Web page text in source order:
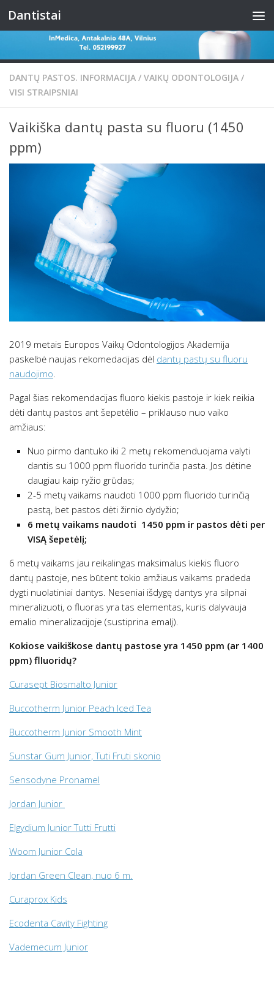
Skip to content
Dantistai
DANTŲ PASTOS. INFORMACIJA / VAIKŲ ODONTOLOGIJA /
VISI STRAIPSNIAI
Vaikiška dantų pasta su fluoru (1450
ppm)
2019 metais Europos Vaikų Odontologijos Akademija
paskelbė naujas rekomedacijas dėl dantų pastų su fluoru
naudojimo.
Pagal šias rekomendacijas fluoro kiekis pastoje ir kiek reikia
dėti dantų pastos ant šepetėlio – priklauso nuo vaiko
amžiaus:
Nuo pirmo dantuko iki 2 metų rekomenduojama valyti
dantis su 1000 ppm fluorido turinčia pasta. Jos dėtine
daugiau kaip ryžio grūdas;
2-5 metų vaikams naudoti 1000 ppm fluorido turinčią
pastą, bet pastos dėti žirnio dydyžio;
6 metų vaikams naudoti 1450 ppm ir pastos dėti per
VISĄ šepetėlį;
6 metų vaikams jau reikalingas maksimalus kiekis fluoro
dantų pastoje, nes būtent tokio amžiaus vaikams pradeda
dygti nuolatiniai dantys. Neseniai išdygę dantys yra silpnai
mineralizuoti, o fluoras yra tas elementas, kuris dalyvauja
emalio mineralizacijoje (sustiprina emalį).
Kokiose vaikiškose dantų pastose yra 1450 ppm (ar 1400
ppm) flluoridų?
Curasept Biosmalto Junior
Buccotherm Junior Peach Iced Tea
Buccotherm Junior Smooth Mint
Sunstar Gum Junior, Tuti Fruti skonio
Sensodyne Pronamel
Jordan Junior
Elgydium Junior Tutti Frutti
Woom Junior Cola
Jordan Green Clean, nuo 6 m.
Curaprox Kids
Ecodenta Cavity Fighting
Vademecum Junior